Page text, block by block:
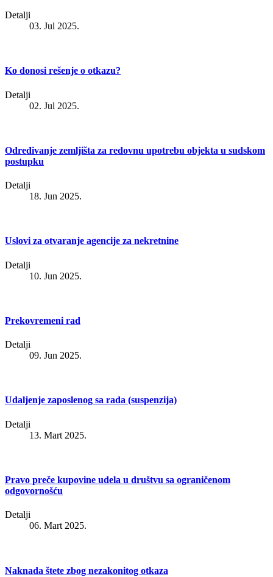
Detalji
03. Jul 2025.
Ko donosi rešenje o otkazu?
Detalji
02. Jul 2025.
Određivanje zemljišta za redovnu upotrebu objekta u sudskom
postupku
Detalji
18. Jun 2025.
Uslovi za otvaranje agencije za nekretnine
Detalji
10. Jun 2025.
Prekovremeni rad
Detalji
09. Jun 2025.
Udaljenje zaposlenog sa rada (suspenzija)
Detalji
13. Mart 2025.
Pravo preče kupovine udela u društvu sa ograničenom
odgovornošću
Detalji
06. Mart 2025.
Naknada štete zbog nezakonitog otkaza